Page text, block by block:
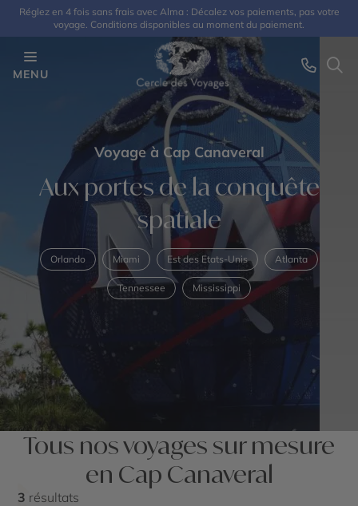
Réglez en 4 fois sans frais avec Alma : Décalez vos paiements, pas votre
voyage. Conditions disponibles au moment du paiement.
MENU
Voyage à Cap Canaveral
Aux portes de la conquête
spatiale
Orlando Miami Est des Etats-Unis Atlanta
Tennessee Mississippi
Tous nos voyages sur mesure
en Cap Canaveral
3 résultats